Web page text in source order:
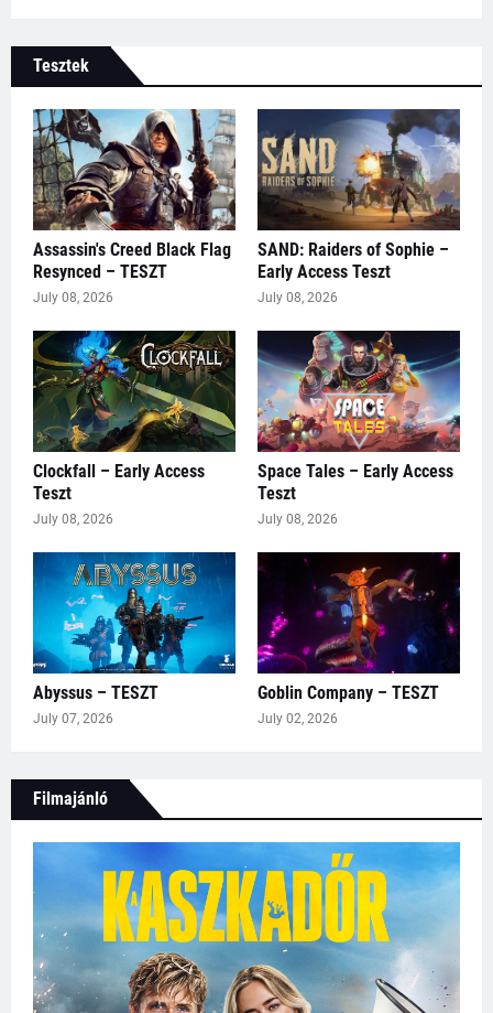
Tesztek
Assassin's Creed Black Flag
Resynced – TESZT
July 08, 2026
SAND: Raiders of Sophie –
Early Access Teszt
July 08, 2026
Clockfall – Early Access
Teszt
July 08, 2026
Space Tales – Early Access
Teszt
July 08, 2026
Abyssus – TESZT
July 07, 2026
Goblin Company – TESZT
July 02, 2026
Filmajánló